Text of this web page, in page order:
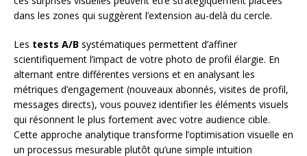
dans les zones qui suggèrent l’extension au-delà du cercle.
Les tests A/B systématiques permettent d’affiner
scientifiquement l’impact de votre photo de profil élargie. En
alternant entre différentes versions et en analysant les
métriques d’engagement (nouveaux abonnés, visites de profil,
messages directs), vous pouvez identifier les éléments visuels
qui résonnent le plus fortement avec votre audience cible.
Cette approche analytique transforme l’optimisation visuelle en
un processus mesurable plutôt qu’une simple intuition